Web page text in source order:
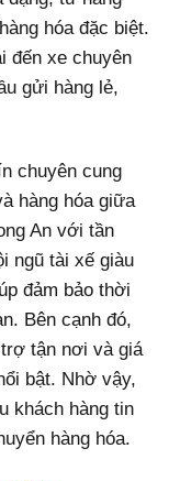
hóa đặc biệt.
đến xe chuyên
gửi hàng lẻ,
chuyên cung
hàng hóa giữa
An với tần
ngũ tài xế giàu
đảm bảo thời
Bên cạnh đó,
tận nơi và giá
bật. Nhờ vậy,
khách hàng tin
hàng hóa.